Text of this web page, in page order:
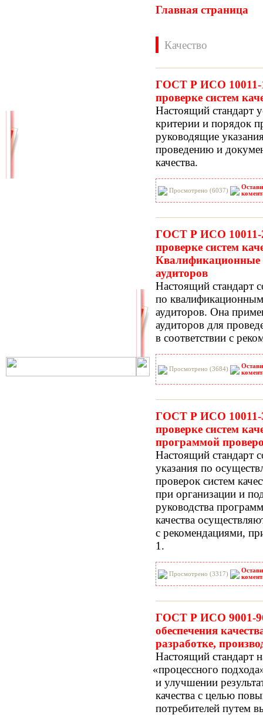
Главная страница
Качество
ГОСТ Р ИСО 10011-
проверке систем
Настоящий стандарт
критерии и порядок
руководящие
проведению и
качества.
Просмотрено (6037)
ГОСТ Р ИСО 10011-
проверке систем
Квалификационные
аудиторов
Настоящий стандарт
по
аудиторов. Она
аудиторов для
в соответствии с
Просмотрено (3684)
ГОСТ Р ИСО 10011-
проверке систем
программой
Настоящий стандарт
указания по
проверок систем
при организации и
руководства
качества
с рекомендациями,
1.
Просмотрено (3317)
ГОСТ Р ИСО 9001-96
обеспечения
разработке,
Настоящий стандарт
«процессного
и улучшении
качества с целью
потребителей путем